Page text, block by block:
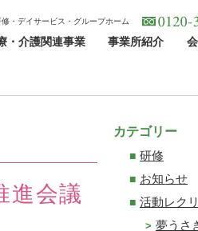
・デイサービス・グループホーム
・介護関連事業 事業所紹介
進会議
カテゴリー
研修
お知らせ
活動レク
夢うさ